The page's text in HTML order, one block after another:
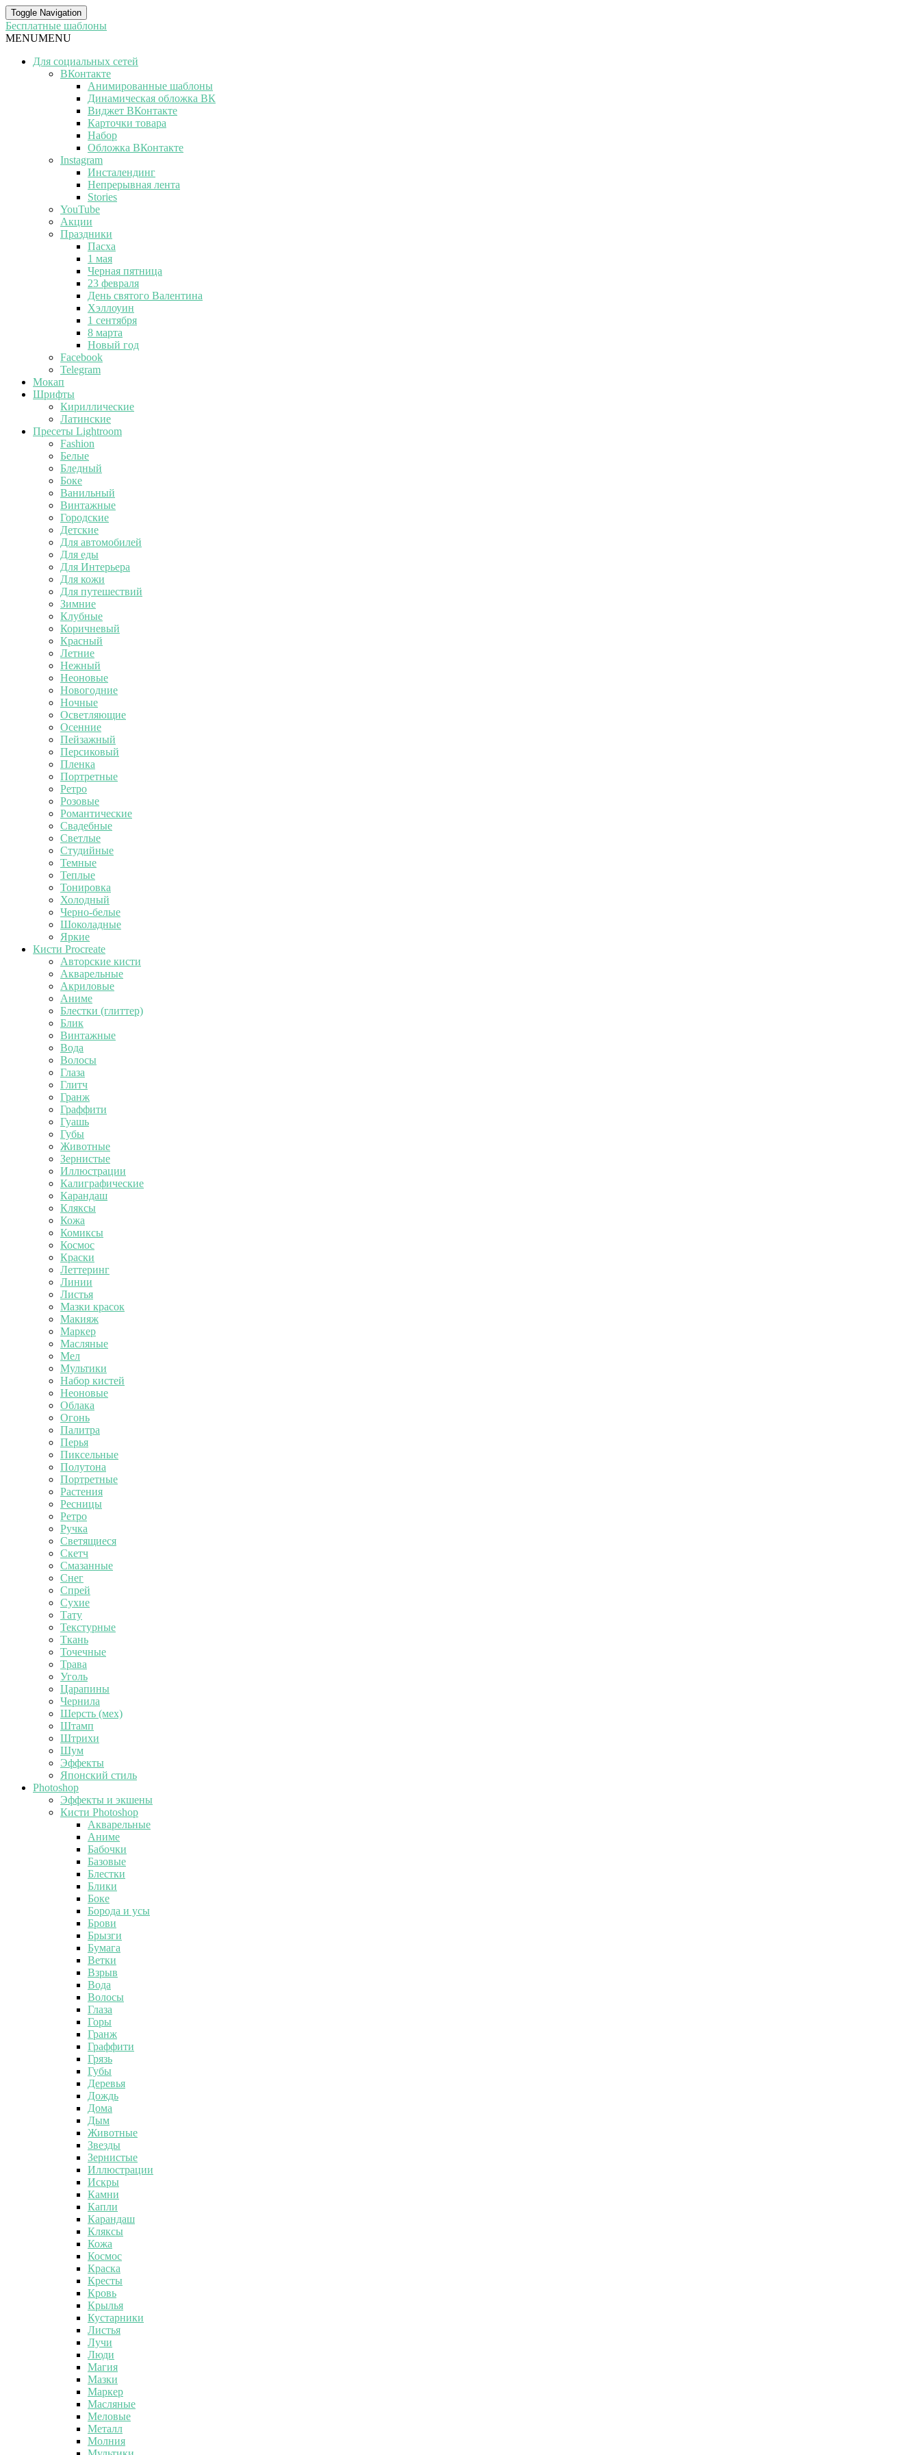
Toggle Navigation
Бесплатные шаблоны
MENUMENU
Для социальных сетей
ВКонтакте
Анимированные шаблоны
Динамическая обложка ВК
Виджет ВКонтакте
Карточки товара
Набор
Обложка ВКонтакте
Instagram
Инсталендинг
Непрерывная лента
Stories
YouTube
Акции
Праздники
Пасха
1 мая
Черная пятница
23 февраля
День святого Валентина
Хэллоуин
1 сентября
8 марта
Новый год
Facebook
Telegram
Мокап
Шрифты
Кириллические
Латинские
Пресеты Lightroom
Fashion
Белые
Бледный
Боке
Ванильный
Винтажные
Городские
Детские
Для автомобилей
Для еды
Для Интерьера
Для кожи
Для путешествий
Зимние
Клубные
Коричневый
Красный
Летние
Нежный
Неоновые
Новогодние
Ночные
Осветляющие
Осенние
Пейзажный
Персиковый
Пленка
Портретные
Ретро
Розовые
Романтические
Свадебные
Светлые
Студийные
Темные
Теплые
Тонировка
Холодный
Черно-белые
Шоколадные
Яркие
Кисти Procreate
Авторские кисти
Акварельные
Акриловые
Аниме
Блестки (глиттер)
Блик
Винтажные
Вода
Волосы
Глаза
Глитч
Гранж
Граффити
Гуашь
Губы
Животные
Зернистые
Иллюстрации
Калиграфические
Карандаш
Кляксы
Кожа
Комиксы
Космос
Краски
Леттеринг
Линии
Листья
Мазки красок
Макияж
Маркер
Масляные
Мел
Мультики
Набор кистей
Неоновые
Облака
Огонь
Палитра
Перья
Пиксельные
Полутона
Портретные
Растения
Ресницы
Ретро
Ручка
Светящиеся
Скетч
Смазанные
Снег
Спрей
Сухие
Тату
Текстурные
Ткань
Точечные
Трава
Уголь
Царапины
Чернила
Шерсть (мех)
Штамп
Штрихи
Шум
Эффекты
Японский стиль
Photoshop
Эффекты и экшены
Кисти Photoshop
Акварельные
Аниме
Бабочки
Базовые
Блестки
Блики
Боке
Борода и усы
Брови
Брызги
Бумага
Ветки
Взрыв
Вода
Волосы
Глаза
Горы
Гранж
Граффити
Грязь
Губы
Деревья
Дождь
Дома
Дым
Животные
Звезды
Зернистые
Иллюстрации
Искры
Камни
Капли
Карандаш
Кляксы
Кожа
Космос
Краска
Кресты
Кровь
Крылья
Кустарники
Листья
Лучи
Люди
Магия
Мазки
Маркер
Масляные
Меловые
Металл
Молния